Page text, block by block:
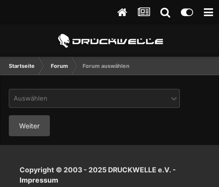
Startseite Forum Forum auswählen
Auswählen
Weiter
Copyright © 2003 - 2025 DRUCKWELLE e.V. -
Impressum